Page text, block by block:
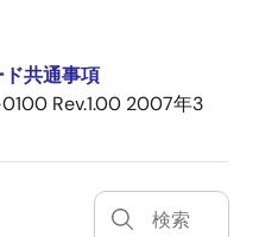
共通事項
Rev.1.00 2007年3